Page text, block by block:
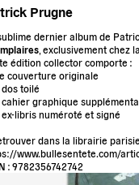
Prugne
dernier album de
, exclusivement chez la
édition collector comporte :
couverture originale
dos toilé
cahier graphique
ex-libris numéroté et signé
dans la librairie
www.bullesentete.com/
: 9782356742742